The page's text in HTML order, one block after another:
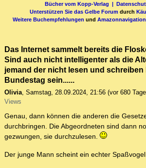
Bücher vom Kopp-Verlag |
Unterstützen Sie das Gelbe Forum durch
Weitere Buchempfehlungen und Amazonnavigation
Das Internet sammelt bereits die
Sind auch nicht intelligenter als die
jemand der nicht lesen und schreiben
Bundestag sein......
Olivia, Samstag, 28.09.2024, 21:56 (vor 680
Views
Genau, dann können die anderen die
durchbringen. Die Abgeordneten sind dann
gezwungen, sie durchzulesen.
Der junge Mann scheint ein echter